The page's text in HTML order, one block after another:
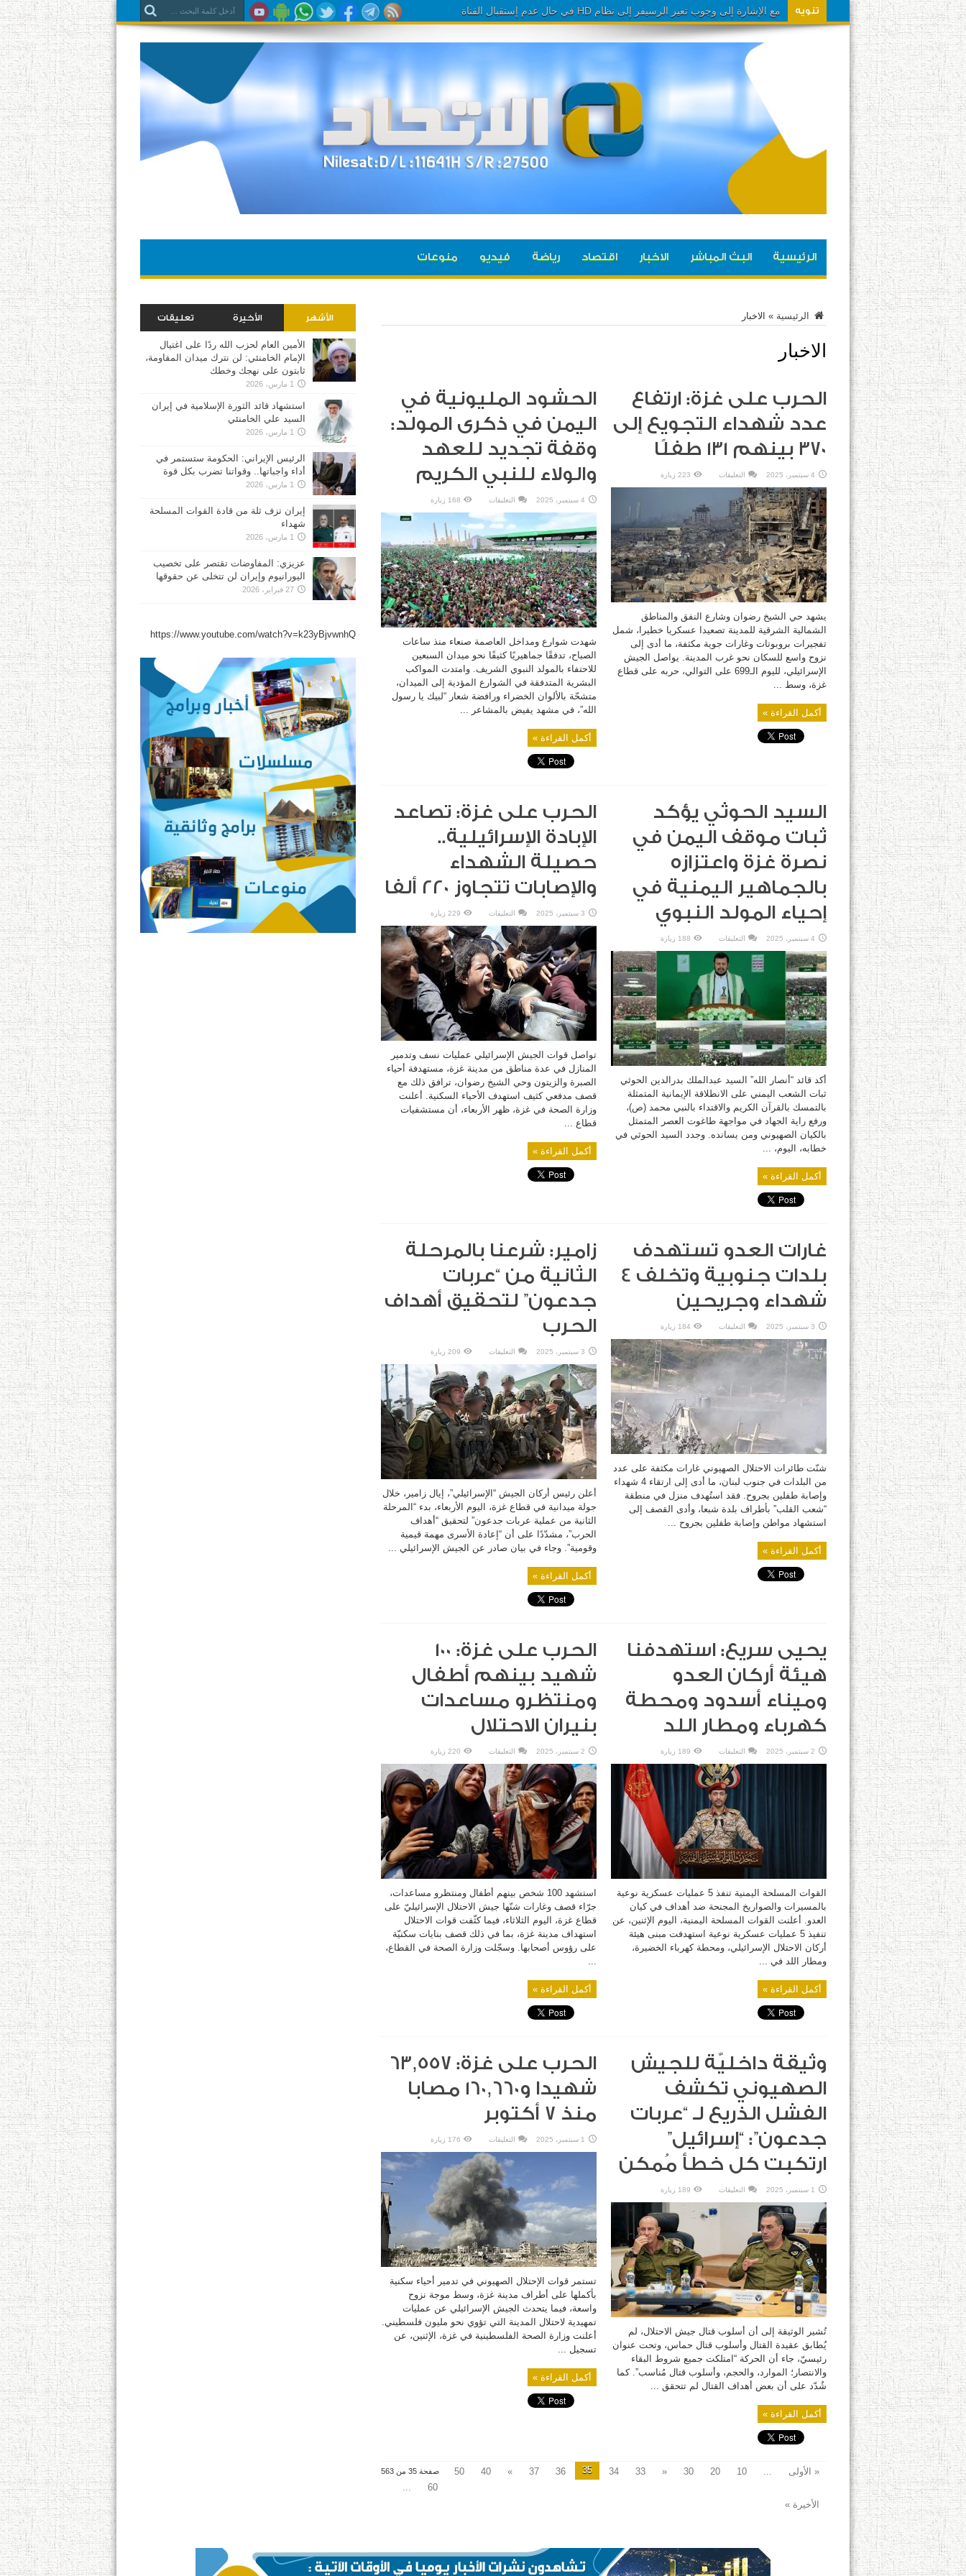
تنويه مشاهدينا تم تحويل تردد القناة ا
الرئيسية البث المباشر الاخبار اقتصاد رياضة فيديو منوعات
الرئيسية » الاخبار
الاخبار
الحرب على غزة: ارتفاع
عدد شهداء التجويع إلى
370 بينهم 131 طفلًا
4 سبتمبر، 2025 التعليقات
على
ارتفاع
عدد
شهداء
التجويع
إلى
370
بينهم
131
طفلًا
مغلقة
223 زيارة
يشهد حي الشيخ رضوان وشارع النفق والمناطق
الشمالية الشرقية للمدينة تصعيدا عسكريا خطيرا، شمل
تفجيرات بروبوتات وغارات جوية مكثفة، ما أدى إلى
نزوح واسع للسكان نحو غرب المدينة. يواصل الجيش
الإسرائيلي، لليوم الـ699 على التوالي، حربه على قطاع
غزة، وسط ...
أكمل القراءة »
الحشود المليونية في
اليمن في ذكرى المولد:
وقفة تجديد للعهد
والولاء للنبي الكريم
4 سبتمبر، 2025 التعليقات
المليونية
في
اليمن
في
ذكرى
المولد:
وقفة
تجديد
للعهد
والولاء
للنبي
الكريم
مغلقة
168 زيارة
شهدت شوارع ومداخل العاصمة صنعاء منذ ساعات
الصباح، تدفقًا جماهيريًا كثيفًا نحو ميدان السبعين
للاحتفاء بالمولد النبوي الشريف. وامتدت المواكب
البشرية المتدفقة في الشوارع المؤدية إلى الميدان،
متشحّة بالألوان الخضراء ورافضة شعار “لبيك يا رسول
الله”، في مشهد يفيض بالمشاعر ...
أكمل القراءة »
السيد الحوثي يؤكد
ثبات موقف اليمن في
نصرة غزة واعتزازه
بالجماهير اليمنية في
إحياء المولد النبوي
4 سبتمبر، 2025 التعليقات
الحوثي
يؤكد
ثبات
موقف
اليمن
في
نصرة
غزة
واعتزازه
بالجماهير
اليمنية
في
إحياء
المولد
النبوي
188 زيارة
أكد قائد “أنصار الله” السيد عبدالملك بدرالدين الحوثي
ثبات الشعب اليمني على الانطلاقة الإيمانية المتمثلة
بالتمسك بالقرآن الكريم والاقتداء بالنبي محمد (ص)،
ورفع راية الجهاد في مواجهة طاغوت العصر المتمثل
بالكيان الصهيوني ومن يسانده. وجدد السيد الحوثي في
خطابه، اليوم، ...
أكمل القراءة »
الحرب على غزة: تصاعد
الإبادة الإسرائيلية..
حصيلة الشهداء
والإصابات تتجاوز 220 ألفا
3 سبتمبر، 2025 التعليقات
على
غزة:
تصاعد
الإبادة
الإسرائيلية..
حصيلة
الشهداء
والإصابات
تتجاوز
220
ألفا
مغلقة
229 زيارة
تواصل قوات الجيش الإسرائيلي عمليات نسف وتدمير
المنازل في عدة مناطق من مدينة غزة، مستهدفة أحياء
الصبرة والزيتون وحي الشيخ رضوان، ترافق ذلك مع
قصف مدفعي كثيف استهدف الأحياء السكنية. أعلنت
وزارة الصحة في غزة، ظهر الأربعاء، أن مستشفيات
قطاع ...
أكمل القراءة »
غارات العدو تستهدف
بلدات جنوبية وتخلف 4
شهداء وجريحين
3 سبتمبر، 2025 التعليقات
العدو
تستهدف
بلدات
جنوبية
وجريحين
184 زيارة
شنّت طائرات الاحتلال الصهيوني غارات مكثفة على عدد
من البلدات في جنوب لبنان، ما أدى إلى ارتقاء 4 شهداء
وإصابة طفلين بجروح. فقد استُهدف منزل في منطقة
“شعب القلب” بأطراف بلدة شبعا، وأدى القصف إلى
استشهاد مواطن وإصابة طفلين بجروح ...
أكمل القراءة »
زامير: شرعنا بالمرحلة
الثانية من “عربات
جدعون” لتحقيق أهداف
الحرب
3 سبتمبر، 2025 التعليقات
شرعنا
بالمرحلة
الثانية
من
“عربات
جدعون”
لتحقيق
أهداف
الحرب
مغلقة
209 زيارة
أعلن رئيس أركان الجيش “الإسرائيلي”، إيال زامير، خلال
جولة ميدانية في قطاع غزة، اليوم الأربعاء، بدء “المرحلة
الثانية من عملية عربات جدعون” لتحقيق “أهداف
الحرب”، مشدّدًا على أن “إعادة الأسرى مهمة قيمية
وقومية”. وجاء في بيان صادر عن الجيش الإسرائيلي ...
أكمل القراءة »
يحيى سريع: استهدفنا
هيئة أركان العدو
وميناء أسدود ومحطة
كهرباء ومطار اللد
2 سبتمبر، 2025 التعليقات
سريع:
استهدفنا
هيئة
أركان
العدو
وميناء
أسدود
ومحطة
كهرباء
ومطار
اللد
مغلقة
189 زيارة
القوات المسلحة اليمنية تنفذ 5 عمليات عسكرية نوعية
بالمسيرات والصواريخ المجنحة ضد أهداف في كيان
العدو. أعلنت القوات المسلحة اليمنية، اليوم الإثنين، عن
تنفيذ 5 عمليات عسكرية نوعية استهدفت مبنى هيئة
أركان الاحتلال الإسرائيلي، ومحطة كهرباء الخضيرة،
ومطار اللد في ...
أكمل القراءة »
الحرب على غزة: 100
شهيد بينهم أطفال
ومنتظرو مساعدات
بنيران الاحتلال
2 سبتمبر، 2025 التعليقات
على
غزة:
100
شهيد
بينهم
أطفال
بنيران
الاحتلال
مغلقة
220 زيارة
استشهد 100 شخص بينهم أطفال ومنتظرو مساعدات،
جرّاء قصف وغارات شنّها جيش الاحتلال الإسرائيليّ على
قطاع غزة، اليوم الثلاثاء، فيما كثّفت قوات الاحتلال
استهداف مدينة غزة، بما في ذلك قصف بنايات سكنيّة
على رؤوس أصحابها. وسجّلت وزارة الصحة في القطاع،
أكمل القراءة »
وثيقة داخليّة للجيش
الصهيوني تكشف
الفشل الذريع لـ “عربات
جدعون”: “إسرائيل”
ارتكبت كل خطأ مُمكن
1 سبتمبر، 2025 التعليقات
داخليّة
للجيش
الصهيوني
“عربات
جدعون”:
“إسرائيل”
ارتكبت
كل
خطأ
مُمكن
مغلقة
189 زيارة
تُشير الوثيقة إلى أن أسلوب قتال جيش الاحتلال، لم
يُطابق عقيدة القتال وأسلوب قتال حماس، وتحت عنوان
رئيسيّ، جاء أن الحركة “امتلكت جميع شروط البقاء
والانتصار؛ الموارد، والحجم، وأسلوب قتال مُناسب”. كما
شُدّد على أن بعض أهداف القتال لم تتحقق ...
أكمل القراءة »
الحرب على غزة: 63,557
شهيدا و160,660 مصابا
منذ 7 أكتوبر
1 سبتمبر، 2025 التعليقات
على
غزة:
63,557
شهيدا
و160,660
مصابا
منذ
أكتوبر
مغلقة
176 زيارة
تستمر قوات الإحتلال الصهيوني في تدمير أحياء سكنية
بأكملها على أطراف مدينة غزة، وسط موجة نزوح
واسعة، فيما يتحدث الجيش الإسرائيلي عن عمليات
تمهيدية لاحتلال المدينة التي تؤوي نحو مليون فلسطيني.
أعلنت وزارة الصحة الفلسطينية في غزة، الإثنين، عن
تسجيل ...
أكمل القراءة »
صفحة 35 من 563 « الأولى 10
20
30
«
33
34
35
36
37
»
40
50
60
الأخيرة »
الأشهر الأخيرة تعليقات
الأمين العام لحزب الله ردًا على اغتيال
الإمام الخامنئي: لن نترك ميدان المقاومة،
ثابتون على نهجك وخطك
1 مارس، 2026
استشهاد قائد الثورة الإسلامية في إيران
السيد علي الخامنئي
1 مارس، 2026
الرئيس الإيراني: الحكومة ستستمر في
أداء واجباتها.. وقواتنا تضرب بكل قوة
1 مارس، 2026
إيران تزف ثلة من قادة القوات المسلحة
شهداء
1 مارس، 2026
عزيزي: المفاوضات تقتصر على تخصيب
اليورانيوم وإيران لن تتخلى عن حقوقها
27 فبراير، 2026
https://www.youtube.com/watch?v=k23yBjvwnhQ